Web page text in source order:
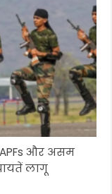
और असम
लागू